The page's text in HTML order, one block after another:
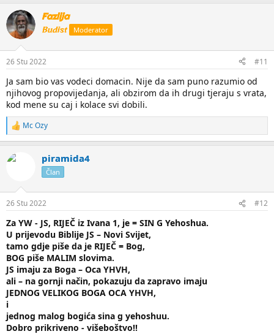
Fazlija
Budist Moderator
26 Stu 2022 #11
Ja sam bio vas vodeci domacin. Nije da sam puno razumio od
njihovog propovijedanja, ali obzirom da ih drugi tjeraju s vrata,
kod mene su caj i kolace svi dobili.
R
e
k
:
Mc Ozy
piramida4
Član
26 Stu 2022 #12
Za YW - JS, RIJEČ iz Ivana 1, je = SIN G Yehoshua.
U prijevodu Biblije JS – Novi Svijet,
tamo gdje piše da je RIJEČ = Bog,
BOG piše MALIM slovima.
JS imaju za Boga – Oca YHVH,
ali – na gornji način, pokazuju da zapravo imaju
JEDNOG VELIKOG BOGA OCA YHVH,
i
jednog malog bogića sina g yehoshuu.
Dobro prikriveno - višeboštvo!!